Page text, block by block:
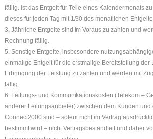
fällig. Ist das Entgelt für Teile eines Kalendermonats
dieses für jeden Tag mit 1/30 des monatlichen
3. Jährliche Entgelte sind im Voraus zu zahlen und
Rechnung fällig.
5. Sonstige Entgelte, insbesondere
einmalige Entgelt für die erstmalige Bereitstellung der
Erbringung der Leistung zu zahlen und werden mit
fällig.
6. Leitungs- und Kommunikationskosten (Telekom –
anderer Leitungsanbieter) zwischen dem Kunden und
Connect2000 sind – sofern nicht im Vertrag
bestimmt wird – nicht Vertragsbestandteil und daher